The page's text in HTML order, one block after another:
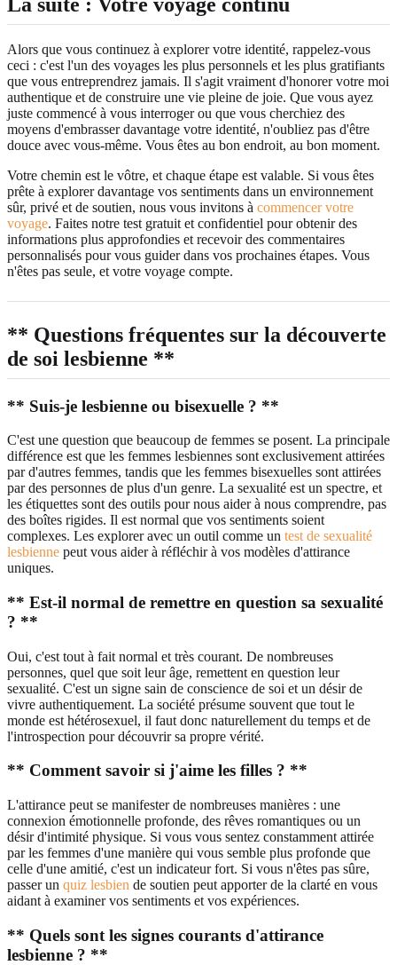
La suite : Votre voyage continu
Alors que vous continuez à explorer votre identité, rappelez-vous
ceci : c'est l'un des voyages les plus personnels et les plus gratifiants
que vous entreprendrez jamais. Il s'agit vraiment d'honorer votre moi
authentique et de construire une vie pleine de joie. Que vous ayez
juste commencé à vous interroger ou que vous cherchiez des
moyens d'embrasser davantage votre identité, n'oubliez pas d'être
douce avec vous-même. Vous êtes au bon endroit, au bon moment.
Votre chemin est le vôtre, et chaque étape est valable. Si vous êtes
prête à explorer davantage vos sentiments dans un environnement
sûr, privé et de soutien, nous vous invitons à commencer votre
voyage. Faites notre test gratuit et confidentiel pour obtenir des
informations plus approfondies et recevoir des commentaires
personnalisés pour vous guider dans vos prochaines étapes. Vous
n'êtes pas seule, et votre voyage compte.
** Questions fréquentes sur la découverte
de soi lesbienne **
** Suis-je lesbienne ou bisexuelle ? **
C'est une question que beaucoup de femmes se posent. La principale
différence est que les femmes lesbiennes sont exclusivement attirées
par d'autres femmes, tandis que les femmes bisexuelles sont attirées
par des personnes de plus d'un genre. La sexualité est un spectre, et
les étiquettes sont des outils pour nous aider à nous comprendre, pas
des boîtes rigides. Il est normal que vos sentiments soient
complexes. Les explorer avec un outil comme un test de sexualité
lesbienne peut vous aider à réfléchir à vos modèles d'attirance
uniques.
** Est-il normal de remettre en question sa sexualité
? **
Oui, c'est tout à fait normal et très courant. De nombreuses
personnes, quel que soit leur âge, remettent en question leur
sexualité. C'est un signe sain de conscience de soi et un désir de
vivre authentiquement. La société présume souvent que tout le
monde est hétérosexuel, il faut donc naturellement du temps et de
l'introspection pour découvrir sa propre vérité.
** Comment savoir si j'aime les filles ? **
L'attirance peut se manifester de nombreuses manières : une
connexion émotionnelle profonde, des rêves romantiques ou un
désir d'intimité physique. Si vous vous sentez constamment attirée
par les femmes d'une manière qui vous semble plus profonde que
celle d'une amitié, c'est un indicateur fort. Si vous n'êtes pas sûre,
passer un quiz lesbien de soutien peut apporter de la clarté en vous
aidant à examiner vos sentiments et vos expériences.
** Quels sont les signes courants d'attirance
lesbienne ? **